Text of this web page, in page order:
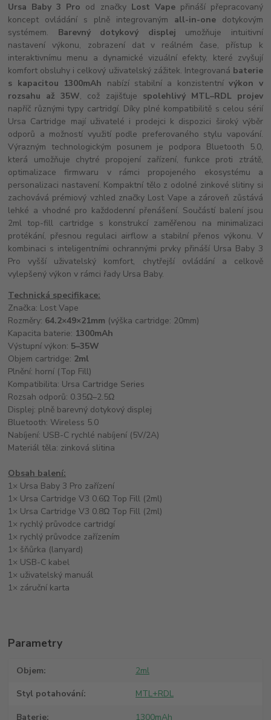
Ursa Baby 3 Pro od značkyLost Vapepřináší přepracovaný
koncept ovládání s plně integrovaným all-in-one dotykovým
systémem. Barevný dotykový displej umožňuje intuitivní
nastavení výkonu, zobrazení dat v reálném čase, přístup k
interaktivnímu menu a dynamické vizuální efekty, které zvyšují
komfort obsluhy i celkový uživatelský zážitek. Integrovaná baterie
s kapacitou 1300mAh nabízí stabilní a konzistentnívýkon v
rozsahu až 35W, což zajišťuje spolehlivý MTL–RDL projev
napříč různými typy cartridgí. Díky plné kompatibilitě s celou sérií
Ursa Cartridge mají uživatelé i prodejci k dispozici široký výběr
odporů a možností využití podle preferovaného stylu vapování.
Výrazným technologickým posunem je podpora Bluetooth 5.0,
která umožňuje chytré propojení zařízení, funkce proti ztrátě,
optimalizace firmwaru v rámci propojeného ekosystému a
personalizaci nastavení. Kompaktní tělo z odolné zinkové slitiny si
zachovává prémiový vzhled značky Lost Vape a zároveň zůstává
lehké a vhodné pro každodenní přenášení. Součástí balení jsou
2ml top-fill cartridge s konstrukcí zaměřenou na minimalizaci
protékání, přesnou regulaci airflow a stabilní přenos výkonu. V
kombinaci s inteligentními ochrannými prvky přináší Ursa Baby 3
Pro vyšší uživatelský komfort, chytřejší ovládání a celkově
vylepšený výkon v rámci řady Ursa Baby.
Technická specifikace:
Značka: Lost Vape
Rozměry: 64.2×49×21mm (výška cartridge: 20mm)
Kapacita baterie: 1300mAh
Výstupní výkon: 5–35W
Objem cartridge: 2ml
Plnění: horní (Top Fill)
Kompatibilita: Ursa Cartridge Series
Rozsah odporů: 0.35Ω–2.5Ω
Displej: plně barevný dotykový displej
Bluetooth: Wireless 5.0
Nabíjení: USB-C rychlé nabíjení (5V/2A)
Materiál těla: zinková slitina
Obsah balení:
1× Ursa Baby 3 Pro zařízení
1× Ursa Cartridge V3 0.6Ω Top Fill (2ml)
1× Ursa Cartridge V3 0.8Ω Top Fill (2ml)
1× rychlý průvodce cartridgí
1× rychlý průvodce zařízením
1× šňůrka (lanyard)
1× USB-C kabel
1× uživatelský manuál
1× záruční karta
Parametry
Objem 2ml
Styl potahování MTL+RDL
Baterie 1300mAh